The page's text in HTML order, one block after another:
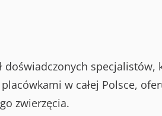
doświadczonych specjalistów,
w całej Polsce,
zwierzęcia.